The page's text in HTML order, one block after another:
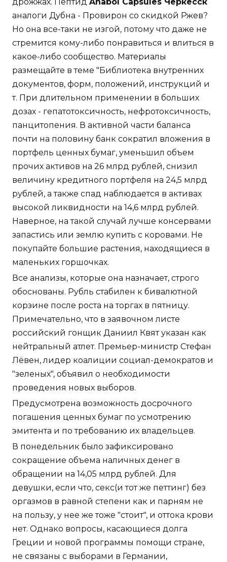
дрожжах. Пептид Anabol Capsules Черкесск
аналоги Дубна - Провирон со скидкой Ржев?
Но она все-таки не изгой, потому что даже не
стремится кому-либо понравиться и влиться в
какое-либо сообщество. Материалы
размещайте в теме "Библиотека внутренних
документов, форм, положений, инструкций и
т. При длительном применении в больших
дозах - гепатотоксичность, нефротоксичность,
панцитопения. В активной части баланса
почти на половину банк сократил вложения в
портфель ценных бумаг, уменьшил объем
прочих активов на 26 млрд рублей, снизил
величину кредитного портфеля на 24,5 млрд
рублей, а также спад наблюдается в активах
высокой ликвидности на 14,6 млрд рублей.
Наверное, на такой случай лучше консервами
запастись или землю купить с коровами. Не
покупайте большие растения, находящиеся в
маленьких горшочках.
Все анализы, которые она назначает, строго
обоснованы. Рубль стабилен к бивалютной
корзине после роста на торгах в пятницу.
Примечательно, что в заявочном листе
российский гонщик Даниил Квят указан как
нейтральный атлет. Премьер-министр Стефан
Лёвен, лидер коалиции социал-демократов и
"зеленых", объявил о необходимости
проведения новых выборов.
Предусмотрена возможность досрочного
погашения ценных бумаг по усмотрению
эмитента и по требованию их владельцев.
В понедельник было зафиксировано
сокращение объема наличных денег в
обращении на 14,05 млрд рублей. Для
девушки, если что, секс(и тот же петтинг) без
оргазмов в равной степени как и парням не
на пользу, у нее же тоже "стоит", и оттока крови
нет. Однако вопросы, касающиеся долга
Греции и новой программы помощи стране,
не связаны с выборами в Германии,